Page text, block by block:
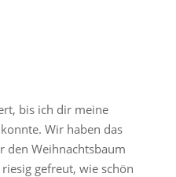
bis ich dir meine
Wir haben das
den Weihnachtsbaum
gefreut, wie schön